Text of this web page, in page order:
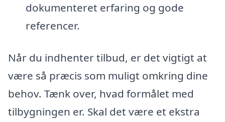
dokumenteret erfaring og gode
referencer.
Når du indhenter tilbud, er det vigtigt at
være så præcis som muligt omkring dine
behov. Tænk over, hvad formålet med
tilbygningen er. Skal det være et ekstra